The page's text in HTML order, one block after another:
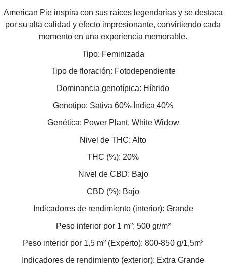
American Pie inspira con sus raíces legendarias y se destaca
por su alta calidad y efecto impresionante, convirtiendo cada
momento en una experiencia memorable.
Tipo: Feminizada
Tipo de floración: Fotodependiente
Dominancia genotípica: Híbrido
Genotipo: Sativa 60%-Índica 40%
Genética: Power Plant, White Widow
Nivel de THC: Alto
THC (%): 20%
Nivel de CBD: Bajo
CBD (%): Bajo
Indicadores de rendimiento (interior): Grande
Peso interior por 1 m²: 500 gr/m²
Peso interior por 1,5 m² (Experto): 800-850 g/1,5m²
Indicadores de rendimiento (exterior): Extra Grande